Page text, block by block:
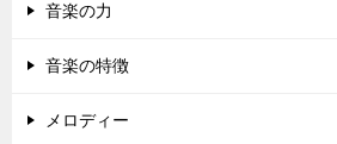
音楽の力
音楽の特徴
メロディー